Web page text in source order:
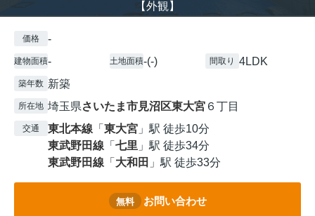
【外観】
価格 -
建物面積- 土地面積-(-) 間取り 4LDK
築年数 新築
所在地 埼玉県さいたま市見沼区東大宮 ６丁目
交通 東北本線 「 東大宮 」駅 徒歩10分
東武野田線 「 七里 」駅 徒歩34分
東武野田線 「 大和田 」駅 徒歩33分
無料 お問い合わせ